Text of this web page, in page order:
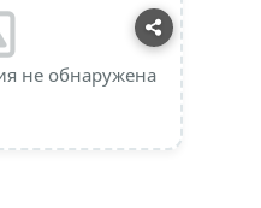
не обнаружена